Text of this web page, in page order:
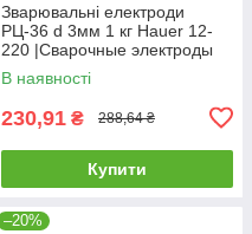
Зварювальні електроди
РЦ-36 d 3мм 1 кг Hauer 12-
220 |Сварочные электроды
РЦ-36 d 3мм 1 кг Hauer
В наявності
230,91 ₴ 288,64 ₴
Купити
–20%